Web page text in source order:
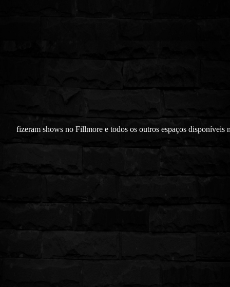
fizeram shows no Fillmore e todos os outros espaços disponíveis